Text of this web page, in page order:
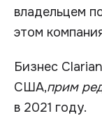
владельцем
этом
Бизнес
США,прим
в 2021 году.